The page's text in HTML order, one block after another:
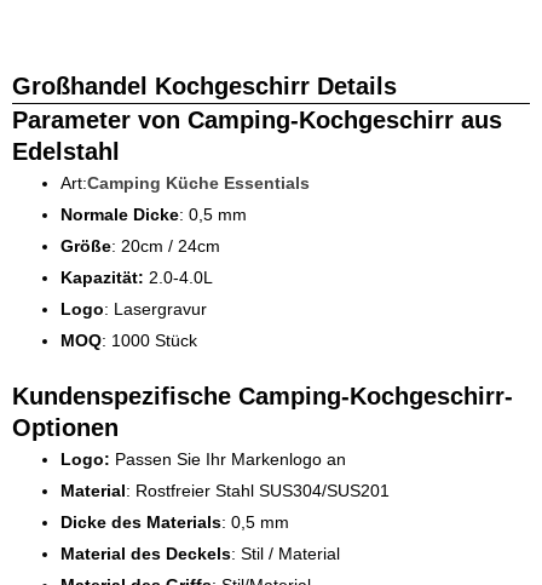
Großhandel Kochgeschirr Details
Parameter von Camping-Kochgeschirr aus
Edelstahl
Art:Camping Küche Essentials
Normale Dicke: 0,5 mm
Größe: 20cm / 24cm
Kapazität: 2.0-4.0L
Logo: Lasergravur
MOQ: 1000 Stück
Kundenspezifische Camping-Kochgeschirr-
Optionen
Logo: Passen Sie Ihr Markenlogo an
Material: Rostfreier Stahl SUS304/SUS201
Dicke des Materials: 0,5 mm
Material des Deckels: Stil / Material